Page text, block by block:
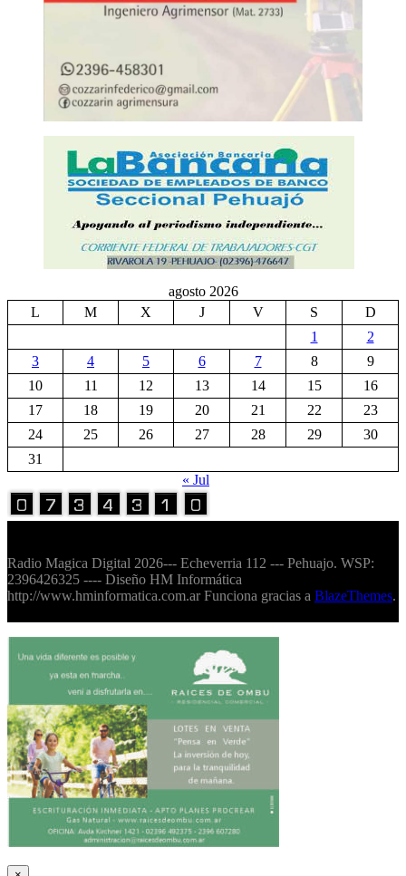
agosto 2026
L
M X J V S
D
1
2
3
4 5 6 7 8
9
10
11 12 13 14 15
16
17
18 19 20 21 22
23
24
25 26 27 28 29
30
31
« Jul
Radio Magica Digital 2026--- Echeverria 112 --- Pehuajo. WSP:
2396426325 ---- Diseño HM Informática
http://www.hminformatica.com.ar Funciona gracias a BlazeThemes.